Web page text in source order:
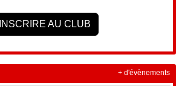
AU CLUB
+ d'évènements